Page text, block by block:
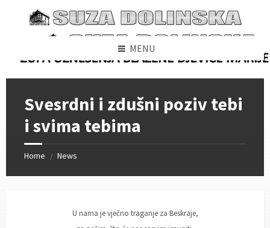
content
MENU
Svesrdni i zdušni poziv tebi
i svima tebima
Home / News
U nama je vječno traganje za Beskraje,